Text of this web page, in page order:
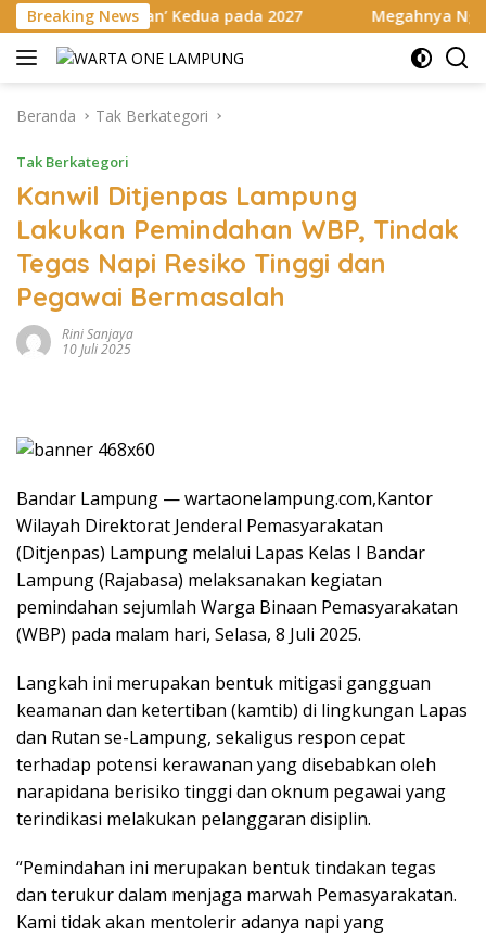
Langsung
ke
konten
Breaking News
Kedua pada 2027 Megahnya Ngaben Massal
Beranda Tak Berkategori
Tak Berkategori
Kanwil Ditjenpas Lampung
Lakukan Pemindahan WBP, Tindak
Tegas Napi Resiko Tinggi dan
Pegawai Bermasalah
Rini Sanjaya
10 Juli 2025
Bandar Lampung — wartaonelampung.com,Kantor
Wilayah Direktorat Jenderal Pemasyarakatan
(Ditjenpas) Lampung melalui Lapas Kelas I Bandar
Lampung (Rajabasa) melaksanakan kegiatan
pemindahan sejumlah Warga Binaan Pemasyarakatan
(WBP) pada malam hari, Selasa, 8 Juli 2025.
Langkah ini merupakan bentuk mitigasi gangguan
keamanan dan ketertiban (kamtib) di lingkungan Lapas
dan Rutan se-Lampung, sekaligus respon cepat
terhadap potensi kerawanan yang disebabkan oleh
narapidana berisiko tinggi dan oknum pegawai yang
terindikasi melakukan pelanggaran disiplin.
“Pemindahan ini merupakan bentuk tindakan tegas
dan terukur dalam menjaga marwah Pemasyarakatan.
Kami tidak akan mentolerir adanya napi yang